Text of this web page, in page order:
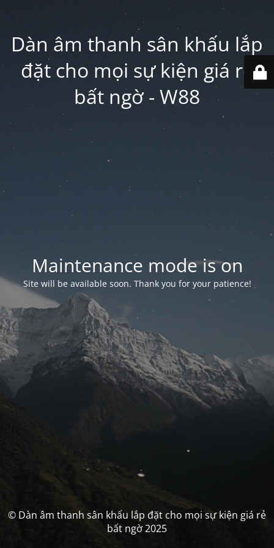
Dàn âm thanh sân khấu lắp
đặt cho mọi sự kiện giá rẻ
bất ngờ - W88
Maintenance mode is on
Site will be available soon. Thank you for your patience!
© Dàn âm thanh sân khấu lắp đặt cho mọi sự kiện giá rẻ
bất ngờ 2025